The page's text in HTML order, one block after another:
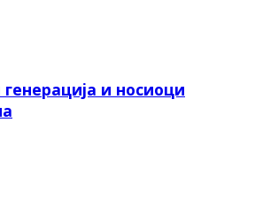
и носиоци